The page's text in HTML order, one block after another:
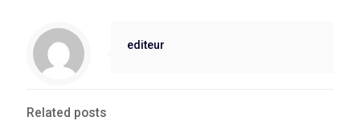
editeur
Related posts